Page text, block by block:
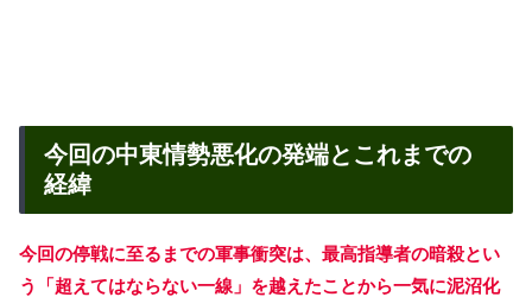
今回の中東情勢悪化の発端とこれまでの
経緯
今回の停戦に至るまでの軍事衝突は、最高指導者の暗殺とい
う「超えてはならない一線」を越えたことから一気に泥沼化